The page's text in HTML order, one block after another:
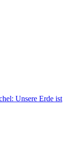
Unsere Erde ist